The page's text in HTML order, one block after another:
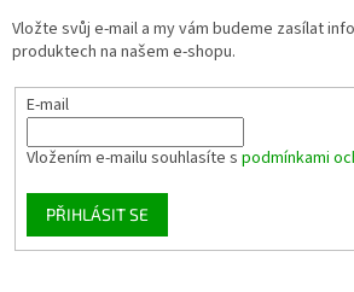
Vložte svůj e-mail a my vám budeme zasílat
produktech na našem e-shopu.
E-mail
Vložením e-mailu souhlasíte s podmínkami
PŘIHLÁSIT SE